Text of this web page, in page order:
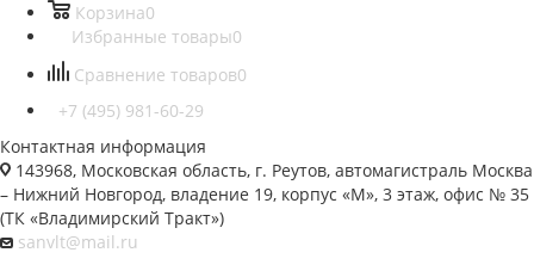
Корзина0
Избранные товары0
Сравнение товаров0
+7 (495) 981-60-29
Контактная информация
143968, Московская область, г. Реутов, автомагистраль Москва
– Нижний Новгород, владение 19, корпус «М», 3 этаж, офис № 35
(ТК «Владимирский Тракт»)
sanvlt@mail.ru